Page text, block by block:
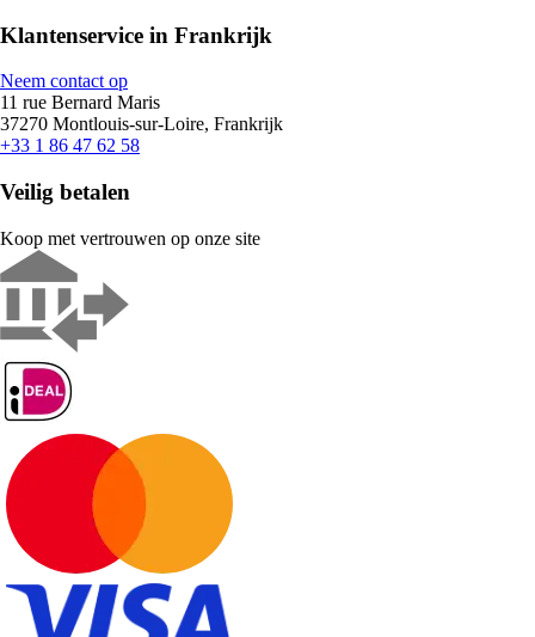
Klantenservice in Frankrijk
Neem contact op
11 rue Bernard Maris
37270 Montlouis-sur-Loire, Frankrijk
+33 1 86 47 62 58
Veilig betalen
Koop met vertrouwen op onze site